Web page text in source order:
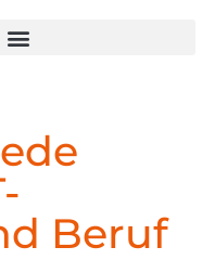
Beruf